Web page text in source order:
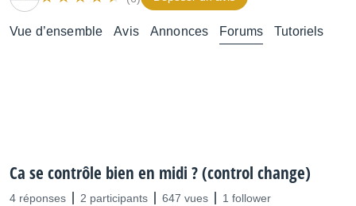
Vue d’ensemble Avis Annonces Forums Tutoriels
Ca se contrôle bien en midi ? (control change)
4 réponses 2 participants 647 vues 1 follower